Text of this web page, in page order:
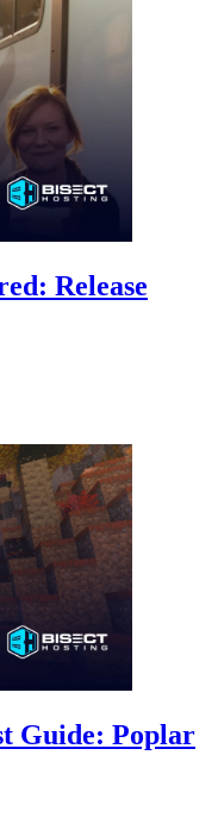
Release
Guide: Poplar